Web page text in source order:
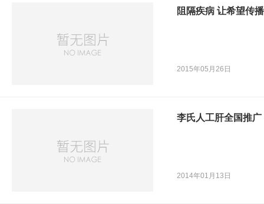
阻隔疾病 让希望传播
2015年05月26日
李氏人工肝全国推
2014年01月13日